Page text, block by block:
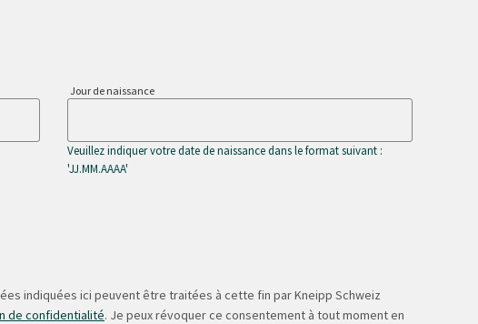
Jour de naissance
Veuillez indiquer votre date de naissance dans le format suivant :
'JJ.MM.AAAA'
indiquées ici peuvent être traitées à cette fin par Kneipp Schweiz
de confidentialité. Je peux révoquer ce consentement à tout moment en